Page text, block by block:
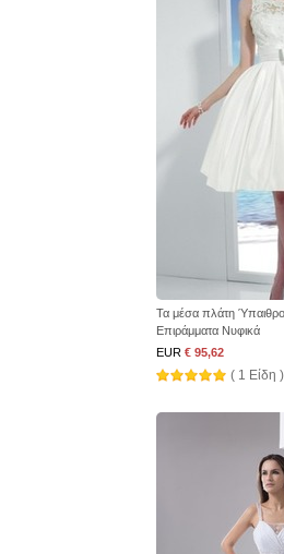
Τα μέσα πλάτη
Επιράμματα Νυφικά
EUR € 95,62
( 1 Είδη )